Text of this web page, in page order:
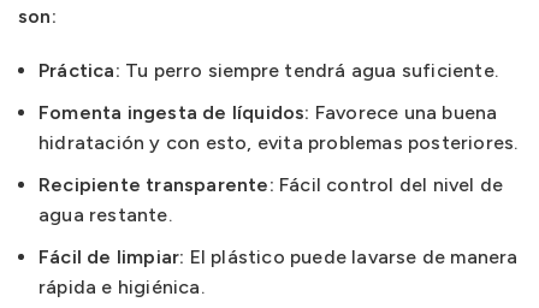
son:
Práctica: Tu perro siempre tendrá agua suficiente.
Fomenta ingesta de líquidos: Favorece una buena
hidratación y con esto, evita problemas posteriores.
Recipiente transparente: Fácil control del nivel de
agua restante.
Fácil de limpiar: El plástico puede lavarse de manera
rápida e higiénica.